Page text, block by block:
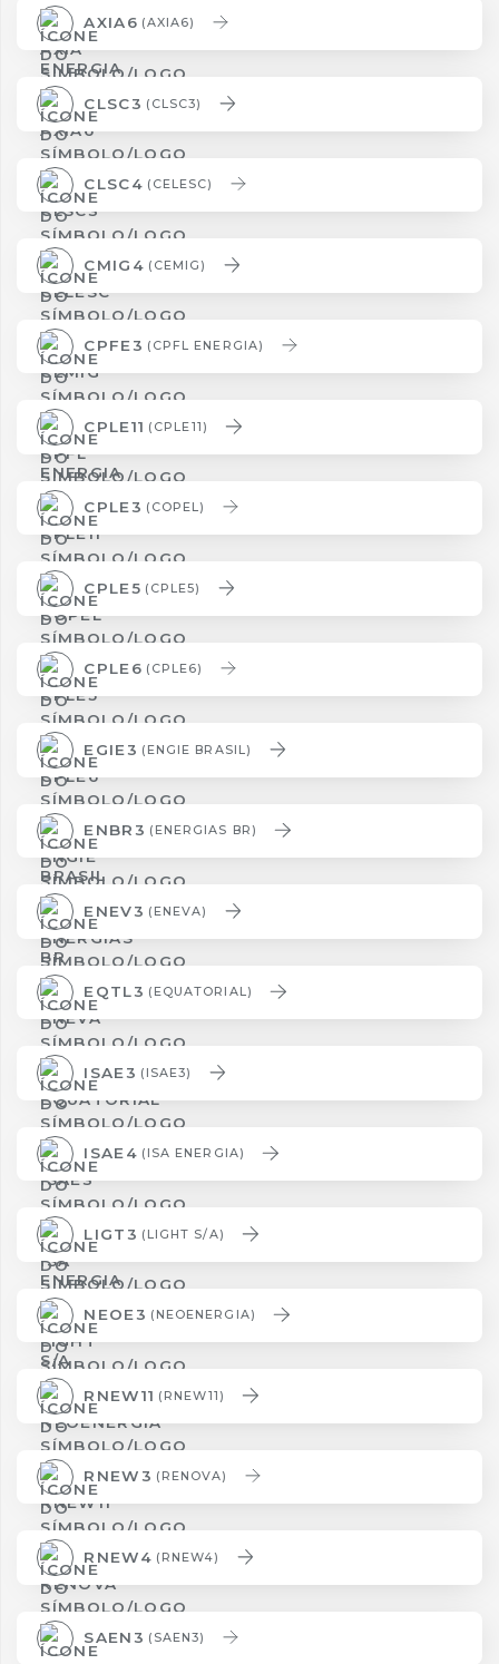
AXIA6 (AXIA6)
CLSC3 (CLSC3)
CLSC4 (CELESC)
CMIG4 (CEMIG)
CPFE3 (CPFL ENERGIA)
CPLE11 (CPLE11)
CPLE3 (COPEL)
CPLE5 (CPLE5)
CPLE6 (CPLE6)
EGIE3 (ENGIE BRASIL)
ENBR3 (ENERGIAS BR)
ENEV3 (ENEVA)
EQTL3 (EQUATORIAL)
ISAE3 (ISAE3)
ISAE4 (ISA ENERGIA)
LIGT3 (LIGHT S/A)
NEOE3 (NEOENERGIA)
RNEW11 (RNEW11)
RNEW3 (RENOVA)
RNEW4 (RNEW4)
SAEN3 (SAEN3)